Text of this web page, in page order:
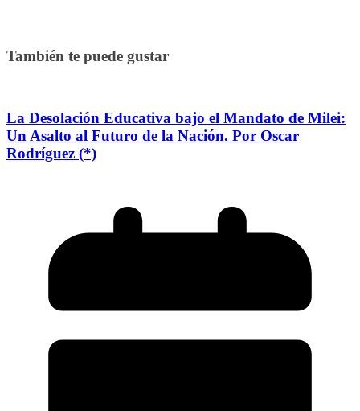
También te puede gustar
La Desolación Educativa bajo el Mandato de Milei:
Un Asalto al Futuro de la Nación. Por Oscar
Rodríguez (*)